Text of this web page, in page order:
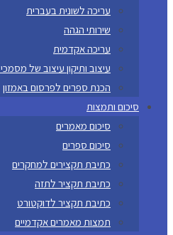
עריכה לשונית בעברית
שירותי הגהה
עריכה אקדמית
עיצוב ותיקון עיצוב של מסמכי Word
הכנת ספרים לפרסום באמזון
סיכום ותמצות
סיכום מאמרים
סיכום ספרים
כתיבת תקצירים למחקרים
כתיבת תקציר לתזה
כתיבת תקציר לדוקטורט
תמצות מאמרים אקדמיים